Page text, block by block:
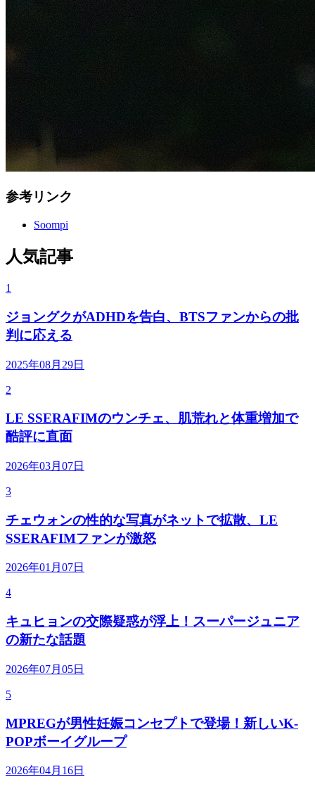
参考リンク
Soompi
人気記事
1
ジョングクがADHDを告白、BTSファンからの批
判に応える
2025年08月29日
2
LE SSERAFIMのウンチェ、肌荒れと体重増加で
酷評に直面
2026年03月07日
3
チェウォンの性的な写真がネットで拡散、LE
SSERAFIMファンが激怒
2026年01月07日
4
キュヒョンの交際疑惑が浮上！スーパージュニア
の新たな話題
2026年07月05日
5
MPREGが男性妊娠コンセプトで登場！新しいK-
POPボーイグループ
2026年04月16日